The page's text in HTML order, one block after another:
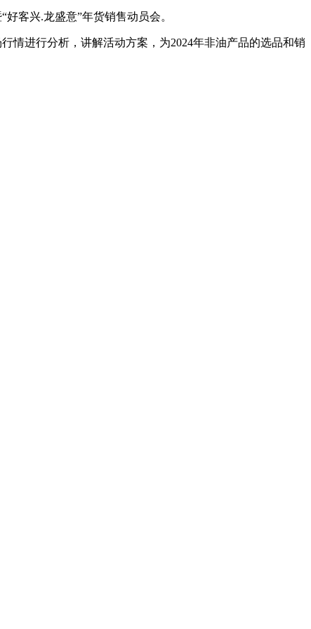
客兴.龙盛意”年货销售动员会。
情进行分析，讲解活动方案，为2024年非油产品的选品和销